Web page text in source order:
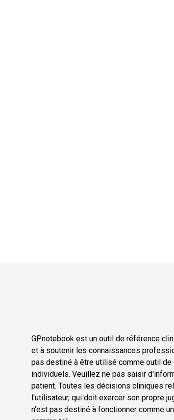
GPnotebook est un outil de référence
et à soutenir les connaissances
pas destiné à être utilisé comme outil
individuels. Veuillez ne pas saisir
patient. Toutes les décisions cliniques
l'utilisateur, qui doit exercer son propre
n'est pas destiné à fonctionner comme